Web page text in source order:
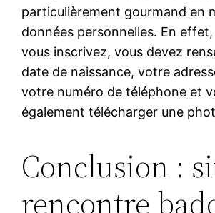
particulièrement gourmand en
données personnelles. En
vous inscrivez, vous devez
date de naissance, votre
votre numéro de téléphone et
également télécharger une
Conclusion :
rencontre